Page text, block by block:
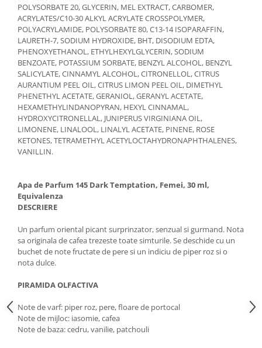
POLYSORBATE 20, GLYCERIN, MEL EXTRACT, CARBOMER,
ACRYLATES/C10-30 ALKYL ACRYLATE CROSSPOLYMER,
POLYACRYLAMIDE, POLYSORBATE 80, C13-14 ISOPARAFFIN,
LAURETH-7, SODIUM HYDROXIDE, BHT, DISODIUM EDTA,
PHENOXYETHANOL, ETHYLHEXYLGLYCERIN, SODIUM
BENZOATE, POTASSIUM SORBATE, BENZYL ALCOHOL, BENZYL
SALICYLATE, CINNAMYL ALCOHOL, CITRONELLOL, CITRUS
AURANTIUM PEEL OIL, CITRUS LIMON PEEL OIL, DIMETHYL
PHENETHYL ACETATE, GERANIOL, GERANYL ACETATE,
HEXAMETHYLINDANOPYRAN, HEXYL CINNAMAL,
HYDROXYCITRONELLAL, JUNIPERUS VIRGINIANA OIL,
LIMONENE, LINALOOL, LINALYL ACETATE, PINENE, ROSE
KETONES, TETRAMETHYL ACETYLOCTAHYDRONAPHTHALENES,
VANILLIN.
Apa de Parfum 145 Dark Temptation, Femei, 30 ml,
Equivalenza
DESCRIERE
Un parfum oriental picant surprinzator, senzual si gurmand. Nota
sa originala de cafea trezeste toate simturile. Se deschide cu un
buchet de note fructate de pere si un indiciu de piper roz si o
nota dulce.
PIRAMIDA OLFACTIVA
Note de varf: piper roz, pere, floare de portocal
Note de mijloc: iasomie, cafea
Note de baza: cedru, vanilie, patchouli